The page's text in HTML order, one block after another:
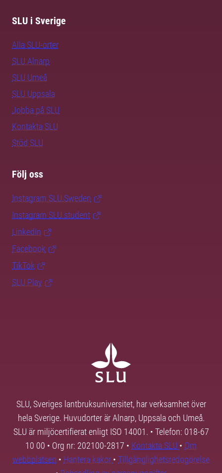
SLU i Sverige
Alla SLU-orter
SLU Alnarp
SLU Umeå
SLU Uppsala
Jobba på SLU
Kontakta SLU
Stöd SLU
Följ oss
Instagram SLU.Sweden
Instagram SLU.student
LinkedIn
Facebook
TikTok
SLU Play
SLU, Sveriges lantbruksuniversitet, har verksamhet över
hela Sverige. Huvudorter är Alnarp, Uppsala och Umeå.
SLU är miljöcertifierat enligt ISO 14001. • Telefon: 018-67
10 00 • Org nr: 202100-2817 • Kontakta SLU • Om
webbplatsen • Hantera kakor • Tillgänglighetsredogörelse